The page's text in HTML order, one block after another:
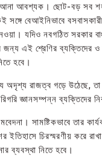
আনা আবশ্যক। ছোট-বড় সব
বেআইনিভাবে
যদিও নবগঠিত সরকার
এই শ্রেণির ব্যক্তিদের ও
হবে।
অদৃশ্য রাজত্ব গড়ে উঠেছে,
জ্ঞানসম্পন্ন ব্যক্তিদের
সামষ্টিকভাবে তার
চিরস্মরণীয় করে
ব্যবস্থা নিতে হবে।